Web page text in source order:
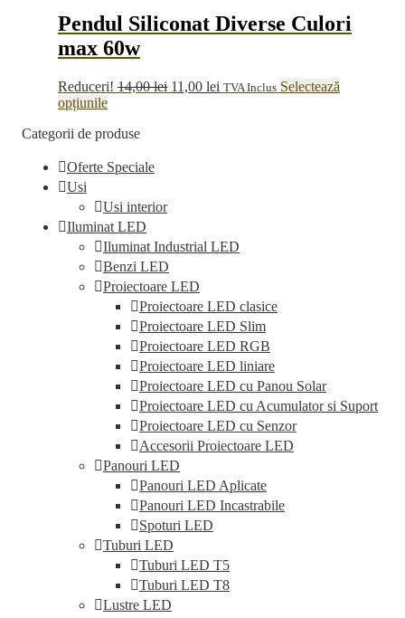
Pendul Siliconat Diverse Culori
max 60w
Reduceri! 14,00lei Prețul
11,00 lei Prețul
TVA Inclus Selectează
opțiunileAcest
are
multe
Opțiunile
pot
fi
alese
în
pagina
produsului.
Categorii de produse
Oferte Speciale
Usi
Usi interior
Iluminat LED
Iluminat Industrial LED
Benzi LED
Proiectoare LED
Proiectoare LED clasice
Proiectoare LED Slim
Proiectoare LED RGB
Proiectoare LED liniare
Proiectoare LED cu Panou Solar
Proiectoare LED cu Acumulator si Suport
Proiectoare LED cu Senzor
Accesorii Proiectoare LED
Panouri LED
Panouri LED Aplicate
Panouri LED Incastrabile
Spoturi LED
Tuburi LED
Tuburi LED T5
Tuburi LED T8
Lustre LED